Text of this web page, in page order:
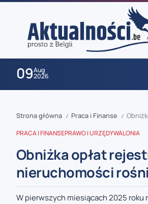
09Aug
2026
Strona główna / Praca i Finanse /
PRACA I FINANSEPRAWO I URZĘDYWALONIA
Obniżka opłat
nieruchomości
W pierwszych miesiącach 2025